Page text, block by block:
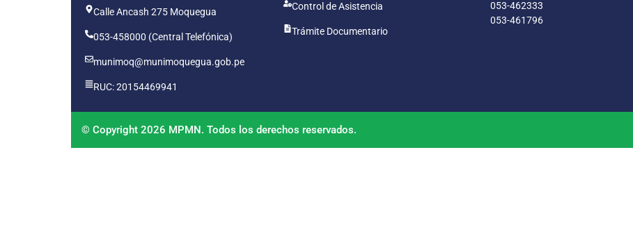
Calle Ancash 275 Moquegua
053-458000 (Central Telefónica)
munimoq@munimoquegua.gob.pe
RUC: 20154469941
Control de Asistencia
Trámite Documentario
053-462333
053-461796
© Copyright 2026 MPMN. Todos los derechos reservados.